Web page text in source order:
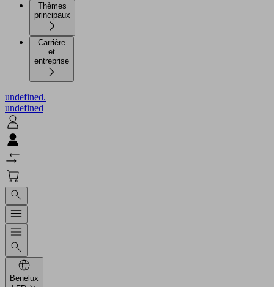
Thèmes
principaux
Carrière
et
entreprise
undefined.
undefined
Benelux